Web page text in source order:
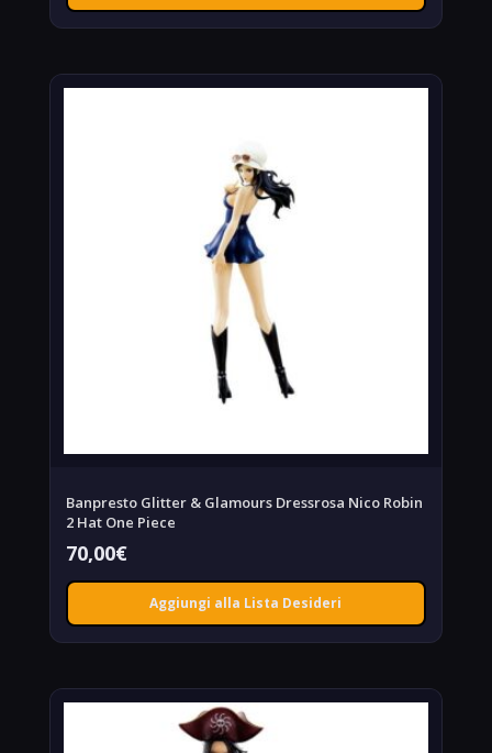
Banpresto Glitter & Glamours Dressrosa Nico Robin
2 Hat One Piece
70,00€
Aggiungi alla Lista Desideri